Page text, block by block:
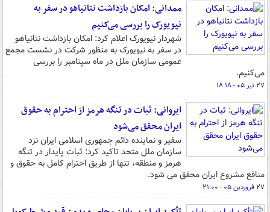
ممدانی: امکان بازداشت نتانیاهو در سفر به
نیویورک را بررسی می‌کنیم
شهردار نیویورک اعلام کرد: امکان بازداشت نتانیاهو
در سفر به نیویورک به منظور شرکت در نشست مجمع
عمومی سازمان ملل در ماه سپتامبر را بررسی
می‌کنیم.
۲۷ تیر ۰۵ - ۱۸:۱۸
ایروانی: ثبات در تنگه هرمز از احترام به حقوق
ایران محقق می‌شود
سفیر و نماینده دائم جمهوری اسلامی ایران نزد
سازمان ملل متحد تاکید کرد: ثبات پایدار در تنگه
هرمز و منطقه، تنها از طریق احترام کامل به حقوق و
منافع مشروع ایران محقق می شود.
۲۷ فروردین ۰۵ - ۲۱:۰۰